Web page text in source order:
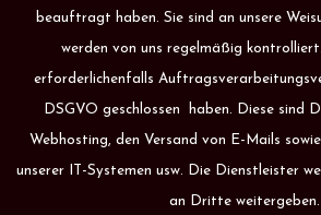
beauftragt haben. Sie sind an unsere
werden von uns regelmäßig
erforderlichenfalls
DSGVO geschlossen haben. Diese sind
Webhosting, den Versand von E-Mails
unserer IT-Systemen usw. Die Dienstleister
an Dritte weitergeben.